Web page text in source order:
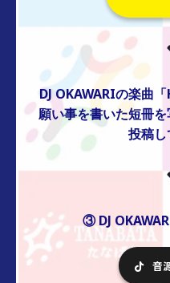
DJ OKAWARIの楽曲
願い事を書いた短冊
投稿し
③ DJ
音